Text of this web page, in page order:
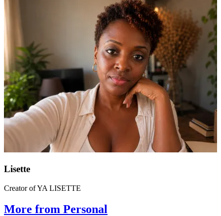
Lisette
Creator of YA LISETTE
More from Personal